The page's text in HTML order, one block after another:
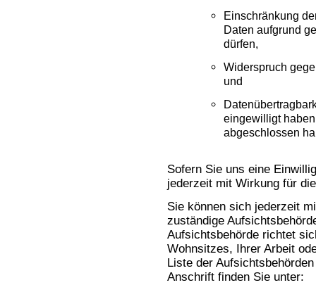
Einschränkung
Daten aufgrund
dürfen,
Widerspruch
und
eingewilligt
abgeschlossen
Sofern Sie uns eine
jederzeit mit Wirkung für
Sie können sich jederzeit
zuständige
Aufsichtsbehörde richtet
Wohnsitzes, Ihrer Arbeit
Liste der
Anschrift finden Sie unter: